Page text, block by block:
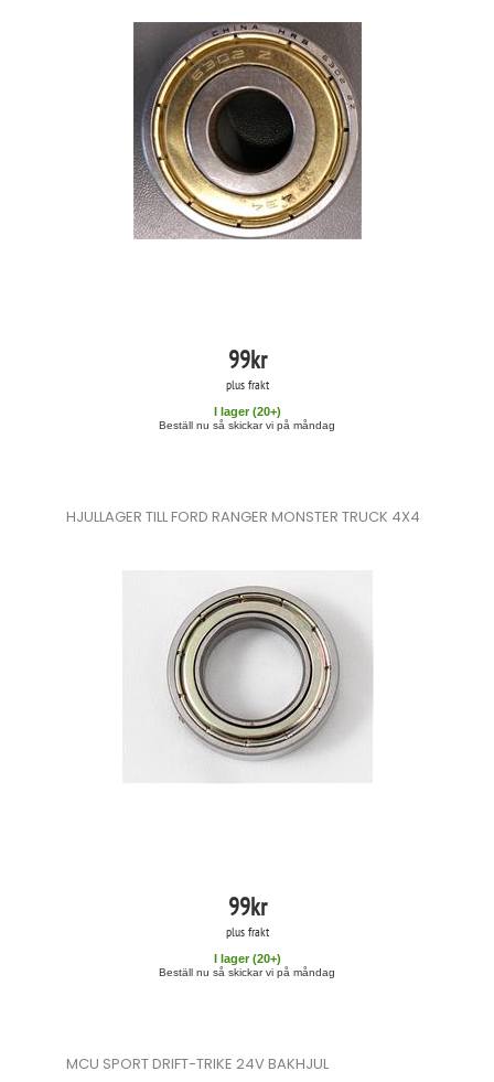
99kr
plus frakt
I lager (20+)
Beställ nu så skickar vi på måndag
HJULLAGER TILL FORD RANGER MONSTER TRUCK 4X4
99kr
plus frakt
I lager (20+)
Beställ nu så skickar vi på måndag
MCU SPORT DRIFT-TRIKE 24V BAKHJUL